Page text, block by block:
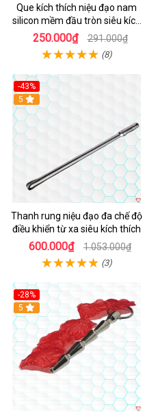
Que kích thích niệu đạo nam
silicon mềm đầu tròn siêu kích
thích
250.000₫ 291.000₫
(8)
-43%
Hot
5
Thanh rung niệu đạo đa chế độ
điều khiển từ xa siêu kích thích
600.000₫ 1.053.000₫
(3)
-28%
Hot
5